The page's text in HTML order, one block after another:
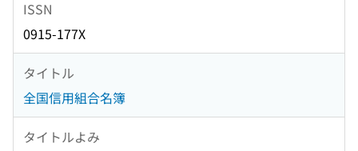
ISSN
0915-177X
タイトル
全国信用組合名簿
タイトルよみ